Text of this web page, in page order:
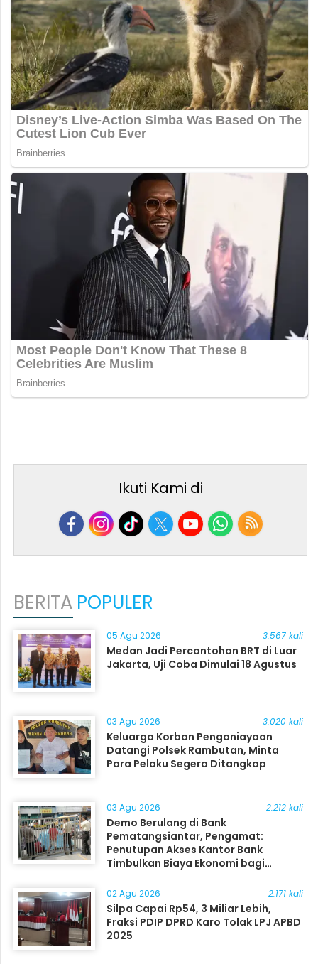
Ikuti Kami di
BERITA POPULER
05 Agu 2026 3.567 kali
Medan Jadi Percontohan BRT di Luar
Jakarta, Uji Coba Dimulai 18 Agustus
03 Agu 2026 3.020 kali
Keluarga Korban Penganiayaan
Datangi Polsek Rambutan, Minta
Para Pelaku Segera Ditangkap
03 Agu 2026 2.212 kali
Demo Berulang di Bank
Pematangsiantar, Pengamat:
Penutupan Akses Kantor Bank
Timbulkan Biaya Ekonomi bagi
Masyarakat
02 Agu 2026 2.171 kali
Silpa Capai Rp54, 3 Miliar Lebih,
Fraksi PDIP DPRD Karo Tolak LPJ APBD
2025